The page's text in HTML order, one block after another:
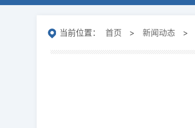
当前位置： 首页 > 新闻动态 >